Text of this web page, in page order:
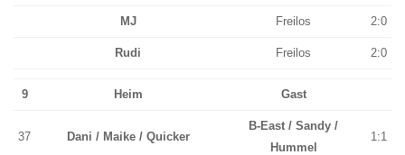
MJ Freilos 2:0
Rudi Freilos 2:0
9 Heim Gast
37 Dani / Maike / Quicker
B-East / Sandy /
Hummel
1:1